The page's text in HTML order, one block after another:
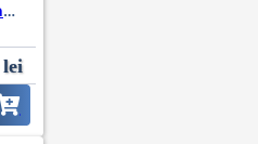
Academia Cartea Cărților Anul 1 – Pachet educațional – USB
lei